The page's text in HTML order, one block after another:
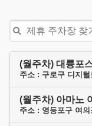
(월주차) 대륭포
주소 : 구로구 디지털
(월주차) 아마노
주소 : 영등포구 여